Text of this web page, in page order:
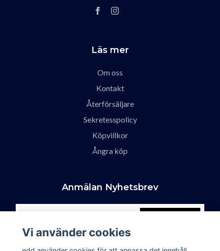
Läs mer
Om oss
Kontakt
Återförsäljare
Sekretesspolicy
Köpvillkor
Ångra köp
Anmälan Nyhetsbrev
Vi använder cookies